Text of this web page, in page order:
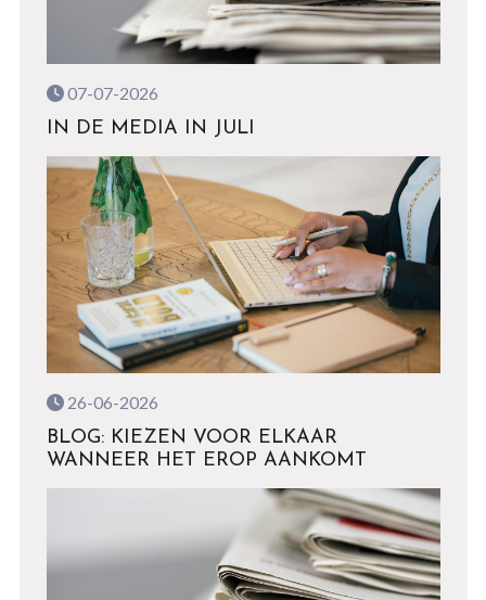
07-07-2026
IN DE MEDIA IN JULI
26-06-2026
BLOG: KIEZEN VOOR ELKAAR
WANNEER HET EROP AANKOMT